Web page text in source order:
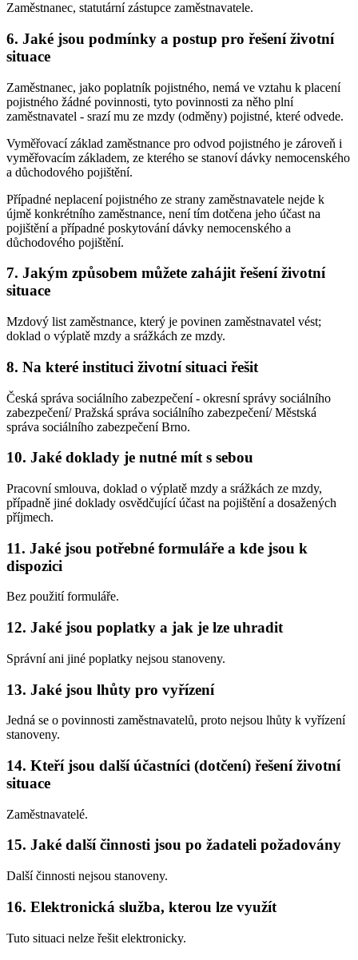
Zaměstnanec, statutární zástupce zaměstnavatele.
6. Jaké jsou podmínky a postup pro řešení životní
situace
Zaměstnanec, jako poplatník pojistného, nemá ve vztahu k placení
pojistného žádné povinnosti, tyto povinnosti za něho plní
zaměstnavatel - srazí mu ze mzdy (odměny) pojistné, které odvede.
Vyměřovací základ zaměstnance pro odvod pojistného je zároveň i
vyměřovacím základem, ze kterého se stanoví dávky nemocenského
a důchodového pojištění.
Případné neplacení pojistného ze strany zaměstnavatele nejde k
újmě konkrétního zaměstnance, není tím dotčena jeho účast na
pojištění a případné poskytování dávky nemocenského a
důchodového pojištění.
7. Jakým způsobem můžete zahájit řešení životní
situace
Mzdový list zaměstnance, který je povinen zaměstnavatel vést;
doklad o výplatě mzdy a srážkách ze mzdy.
8. Na které instituci životní situaci řešit
Česká správa sociálního zabezpečení - okresní správy sociálního
zabezpečení/ Pražská správa sociálního zabezpečení/ Městská
správa sociálního zabezpečení Brno.
10. Jaké doklady je nutné mít s sebou
Pracovní smlouva, doklad o výplatě mzdy a srážkách ze mzdy,
případně jiné doklady osvědčující účast na pojištění a dosažených
příjmech.
11. Jaké jsou potřebné formuláře a kde jsou k
dispozici
Bez použití formuláře.
12. Jaké jsou poplatky a jak je lze uhradit
Správní ani jiné poplatky nejsou stanoveny.
13. Jaké jsou lhůty pro vyřízení
Jedná se o povinnosti zaměstnavatelů, proto nejsou lhůty k vyřízení
stanoveny.
14. Kteří jsou další účastníci (dotčení) řešení životní
situace
Zaměstnavatelé.
15. Jaké další činnosti jsou po žadateli požadovány
Další činnosti nejsou stanoveny.
16. Elektronická služba, kterou lze využít
Tuto situaci nelze řešit elektronicky.